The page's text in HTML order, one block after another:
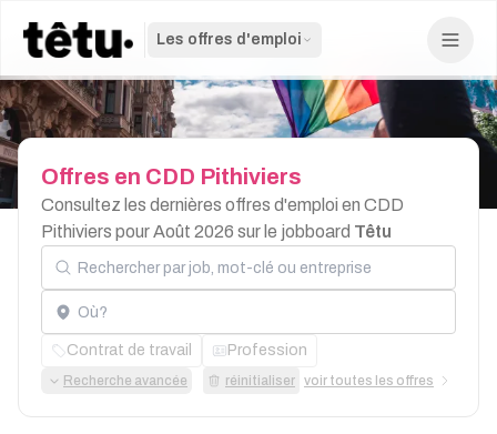
Les offres d'emploi
Offres en CDD Pithiviers
Consultez les dernières offres d'emploi en CDD
Pithiviers pour Août 2026 sur le jobboard Têtu
Rechercher par job, mot-clé ou entreprise
Localisation
Contrat de travail Profession
Recherche avancée réinitialiser voir toutes les offres